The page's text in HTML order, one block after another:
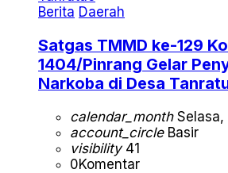
Berita Daerah
Satgas TMMD ke-129
1404/Pinrang Gelar
Narkoba di Desa
calendar_monthSelasa,
account_circleBasir
visibility41
0Komentar